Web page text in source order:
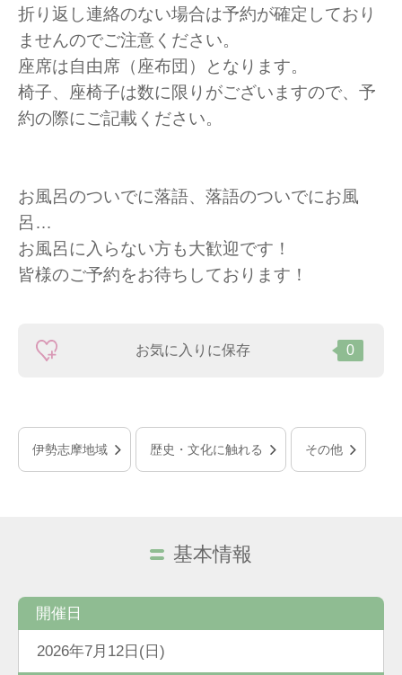
折り返し連絡のない場合は予約が確定しており
ませんのでご注意ください。
座席は自由席（座布団）となります。
椅子、座椅子は数に限りがございますので、予
約の際にご記載ください。
お風呂のついでに落語、落語のついでにお風
呂…
お風呂に入らない方も大歓迎です！
皆様のご予約をお待ちしております！
お気に入りに保存 0
伊勢志摩地域 歴史・文化に触れる その他
基本情報
開催日
2026年7月12日(日)